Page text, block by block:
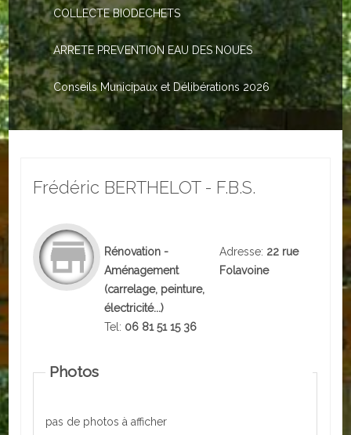
Nouveaux arrivants
Le PACS
Voter
Bientôt 16 ans
Urbanisme
Adresses/Téléphone
Santé
Social
ACTUALITÉS
COLLECTE BIODECHETS
ARRETE PREVENTION EAU DES NOUES
Conseils Municipaux et Délibérations 2026
Frédéric BERTHELOT - F.B.S.
Rénovation -
Aménagement
(carrelage, peinture,
électricité...)
Adresse: 22 rue
Folavoine
Tel: 06 81 51 15 36
Photos
pas de photos à afficher